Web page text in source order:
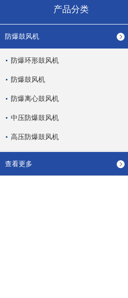
产品分类
防爆鼓风机
防爆环形鼓风机
防爆鼓风机
防爆离心鼓风机
中压防爆鼓风机
高压防爆鼓风机
查看更多